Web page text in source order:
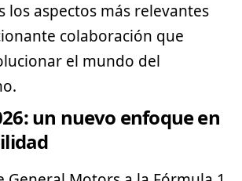
los aspectos más relevantes
colaboración que
el mundo del
un nuevo enfoque en